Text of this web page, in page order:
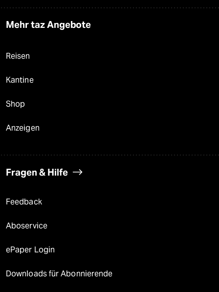
Mehr taz Angebote
Reisen
Kantine
Shop
Anzeigen
Fragen & Hilfe
Feedback
Aboservice
ePaper Login
Downloads für Abonnierende